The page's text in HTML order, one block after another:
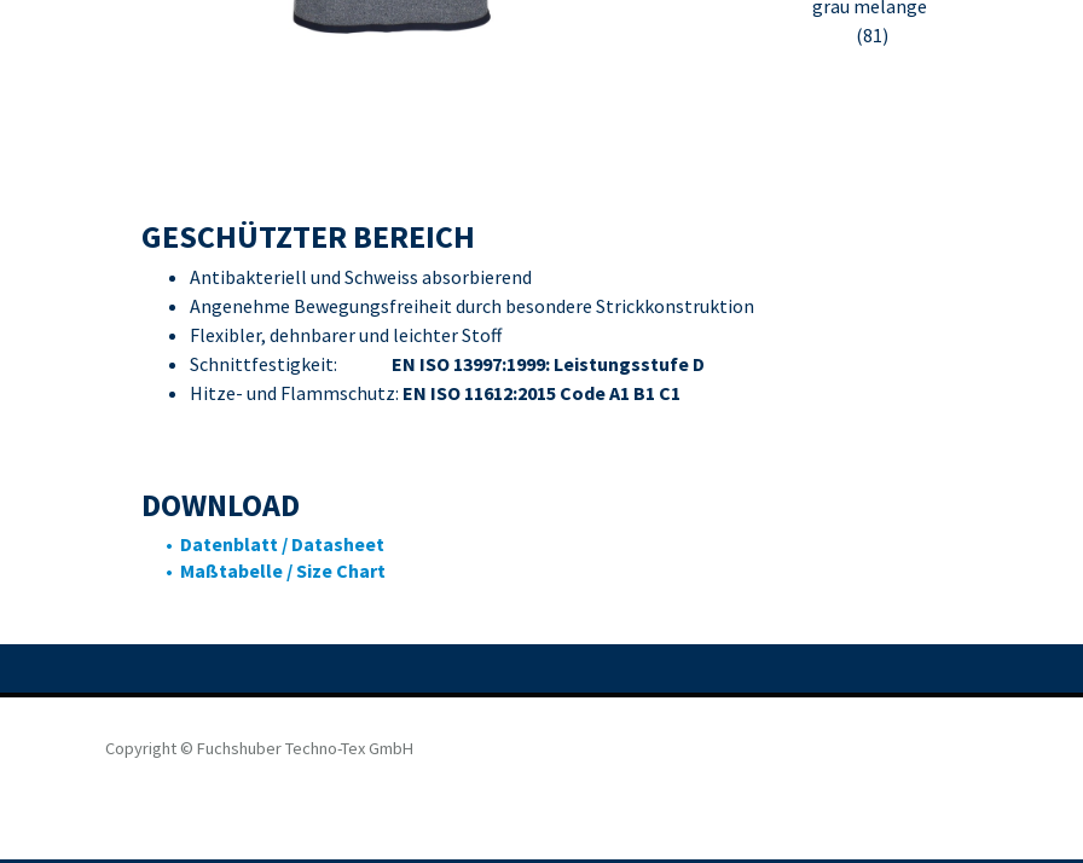
grau melange
(81)
GESCHÜTZTER BEREICH
Antibakteriell und Schweiss absorbierend
Angenehme Bewegungsfreiheit durch besondere Strickkonstruktion
Flexibler, dehnbarer und leichter Stoff
Schnittfestigkeit: EN ISO 13997:1999: Leistungsstufe D
Hitze- und Flammschutz: EN ISO 11612:2015 Code A1 B1 C1
DOWNLOAD
• Datenblatt / Datasheet
• Maßtabelle / Size Chart
Copyright © Fuchshuber Techno-Tex GmbH